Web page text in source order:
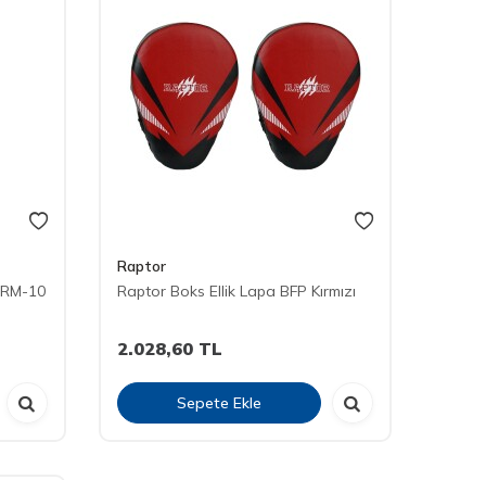
10
Raptor
Raptor Boks Ellik Lapa BFP Kırmızı
2.028,60TL
Sepete Ekle